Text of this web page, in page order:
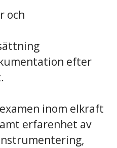
och
efter
inom elkraft
erfarenhet av